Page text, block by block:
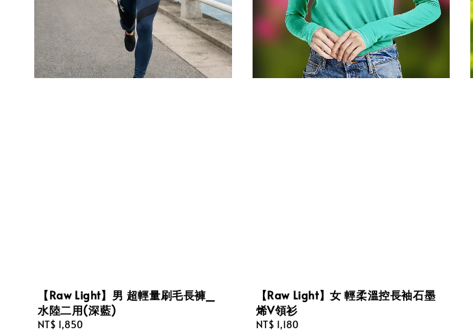
【Raw Light】男 超輕量刷毛長褲_
水陸二用(深藍)
Regular
NT$ 1,850
【Raw Light】女 輕柔溫控長袖石墨
烯V領衫
Regular
NT$ 1,180